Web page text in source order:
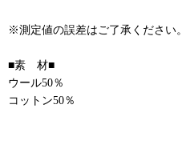
※測定値の誤差はご了承ください。
■素 材■
ウール50％
コットン50％